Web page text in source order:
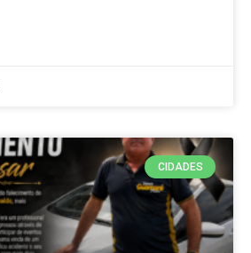
CIDADES